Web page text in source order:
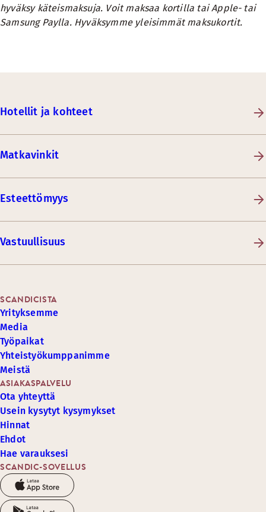
hyväksy käteismaksuja. Voit maksaa kortilla tai Apple- tai
Samsung Paylla. Hyväksymme yleisimmät maksukortit.
Hotellit ja kohteet
Matkavinkit
Esteettömyys
Vastuullisuus
SCANDIC-SOVELLUS
ASIAKASPALVELU
Ota yhteyttä
Usein kysytyt kysymykset
Hinnat
Ehdot
Hae varauksesi
SCANDICISTA
Yrityksemme
Media
Työpaikat
Yhteistyökumppanimme
Meistä